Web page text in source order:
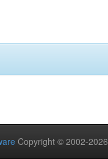
Copyright © 2002-2026